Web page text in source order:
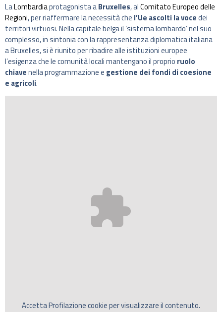
LaLombardiaprotagonista aBruxelles, alComitato Europeo delle
Regioni, per riaffermare la necessità che l’Ue ascolti la vocedei
territori virtuosi. Nella capitale belga il ‘sistema lombardo’ nel suo
complesso, in sintonia con la rappresentanza diplomatica italiana
a Bruxelles, si è riunito per ribadire alle istituzioni europee
l’esigenza che le comunità locali mantengano il proprio ruolo
chiavenella programmazione e gestione dei fondi di coesione
e agricoli.
AccettaProfilazionecookie per visualizzare il contenuto.